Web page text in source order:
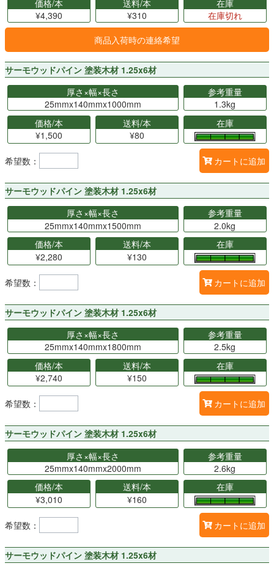
価格/本
¥4,390
送料/本
¥310
在庫
在庫切れ
商品入荷時の連絡希望
サーモウッドパイン 塗装木材 1.25x6材
厚さ×幅×長さ
25mmx140mmx1000mm
参考重量
1.3kg
価格/本
¥1,500
送料/本
¥80
在庫
希望数： カートに追加
サーモウッドパイン 塗装木材 1.25x6材
厚さ×幅×長さ
25mmx140mmx1500mm
参考重量
2.0kg
価格/本
¥2,280
送料/本
¥130
在庫
希望数： カートに追加
サーモウッドパイン 塗装木材 1.25x6材
厚さ×幅×長さ
25mmx140mmx1800mm
参考重量
2.5kg
価格/本
¥2,740
送料/本
¥150
在庫
希望数： カートに追加
サーモウッドパイン 塗装木材 1.25x6材
厚さ×幅×長さ
25mmx140mmx2000mm
参考重量
2.6kg
価格/本
¥3,010
送料/本
¥160
在庫
希望数： カートに追加
サーモウッドパイン 塗装木材 1.25x6材